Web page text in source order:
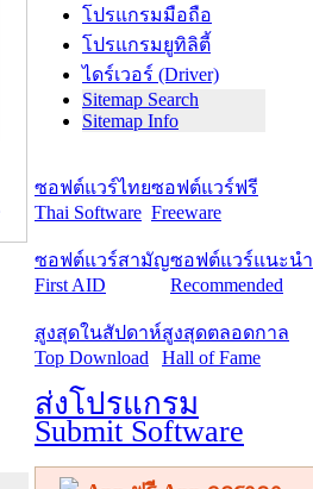
โปรแกรมมือถือ
โปรแกรมยูทิลิตี้
ไดร์เวอร์ (Driver)
Sitemap Search
Sitemap Info
ซอฟต์แวร์ไทย
Thai Software
ซอฟต์แวร์ฟรี
Freeware
ซอฟต์แวร์สามัญ
First AID
ซอฟต์แวร์แนะนำ
Recommended
สูงสุดในสัปดาห์
Top Download
สูงสุดตลอดกาล
Hall of Fame
ส่งโปรแกรม
Submit Software